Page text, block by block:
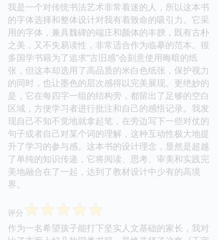
我是一个对传统书法艺术非常着迷的人，所以这本书
的字体选择和整体设计对我有着致命的吸引力。它采
用的字体，兼具魏碑的端庄和颜体的丰腴，既有古朴
之美，又不失易读性，非常适合作为临摹的范本。很
多国学书籍为了追求“古旧感”会刻意使用晦暗的纸
张，但这本却选用了高品质的米白色纸张，保护视力
的同时，也让墨色的层次感得以完美展现。更绝妙的
是，它在每四字一组的结构旁，都留出了足够的空白
区域，方便学习者进行批注和自己的感悟记录。我发
现自己不知不觉地就拿起笔，在旁边写下一些对仗的
句子或者自己对某个词的理解，这种互动性极大地提
升了学习的参与感。这本书的设计理念，显然是超越
了单纯的知识传递，它将阅读、思考、审美和实践完
美地融合在了一起，达到了教材设计中少有的高境
界。
评分 ☆☆☆☆☆
作为一名希望孩子能打下坚实人文基础的家长，我对